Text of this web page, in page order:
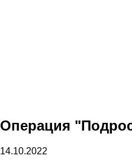
Операция
14.10.2022